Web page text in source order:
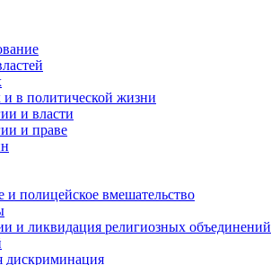
в политической жизни
и власти
и праве
полицейское вмешательство
и ликвидация религиозных объединений
дискриминация